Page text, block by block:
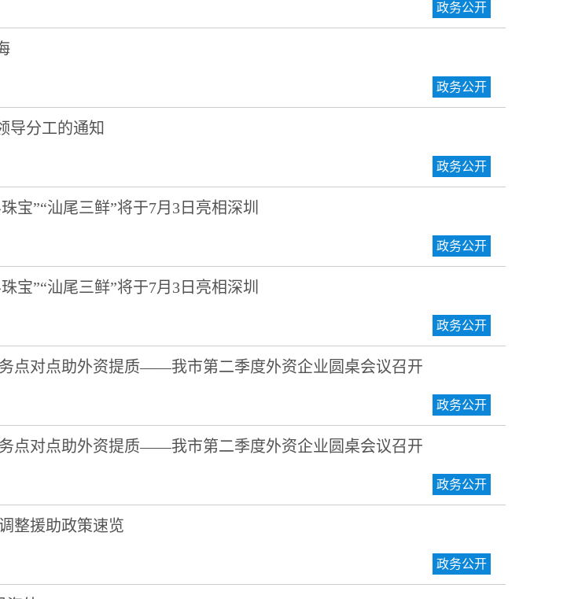
政务公开
政务公开
导分工的通知
政务公开
宝”“汕尾三鲜”将于7月3日亮相深圳
政务公开
宝”“汕尾三鲜”将于7月3日亮相深圳
政务公开
点对点助外资提质——我市第二季度外资企业圆桌会议召开
政务公开
点对点助外资提质——我市第二季度外资企业圆桌会议召开
政务公开
整援助政策速览
政务公开